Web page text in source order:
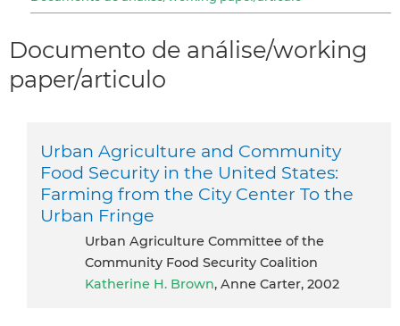
Documento de análise/working
paper/articulo
Urban Agriculture and Community
Food Security in the United States:
Farming from the City Center To the
Urban Fringe
Urban Agriculture Committee of the
Community Food Security Coalition
Katherine H. Brown, Anne Carter, 2002